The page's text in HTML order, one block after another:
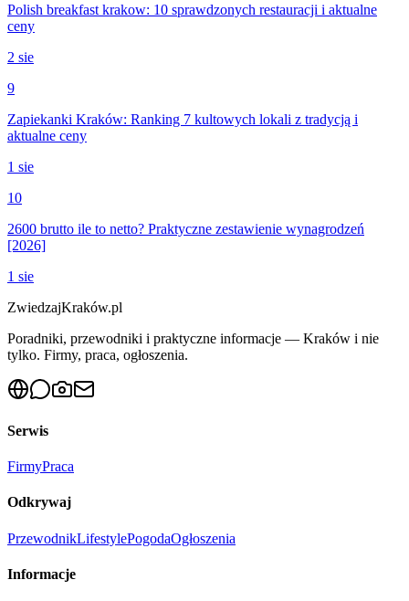
Polish breakfast krakow: 10 sprawdzonych restauracji i aktualne
ceny
2 sie
9
Zapiekanki Kraków: Ranking 7 kultowych lokali z tradycją i
aktualne ceny
1 sie
10
2600 brutto ile to netto? Praktyczne zestawienie wynagrodzeń
[2026]
1 sie
ZwiedzajKraków.pl
Poradniki, przewodniki i praktyczne informacje — Kraków i nie
tylko. Firmy, praca, ogłoszenia.
Serwis
FirmyPraca
Odkrywaj
PrzewodnikLifestylePogodaOgłoszenia
Informacje